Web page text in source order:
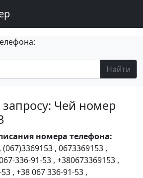
Найти
запросу: Чей номер
номера телефона:
, (067)3369153 , 0673369153 ,
336-91-53 , +380673369153 ,
, +38 067 336-91-53 ,